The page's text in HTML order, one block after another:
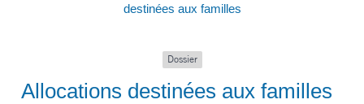
destinées aux familles
Dossier
Allocations destinées aux familles